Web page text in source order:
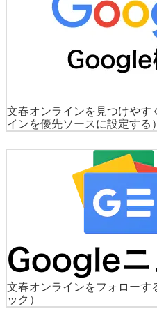
文春オンラインを見つけやす
インを優先ソースに設定する）
文春オンラインをフォローす
ック）